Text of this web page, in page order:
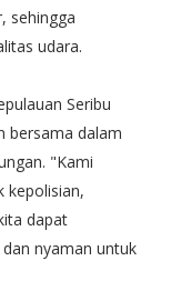
sehingga
udara.
Seribu
bersama dalam
"Kami
kepolisian,
dapat
nyaman untuk